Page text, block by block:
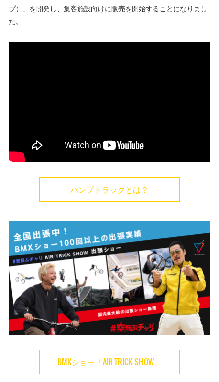
プ）」を開発し、集客施設向けに販売を開始することになりまし
た。
パンプトラックとは？
BMXショー「AIR TRICK SHOW」